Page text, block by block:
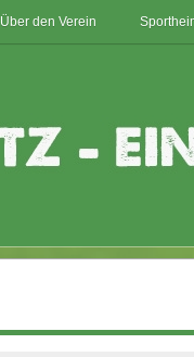
Über den Verein